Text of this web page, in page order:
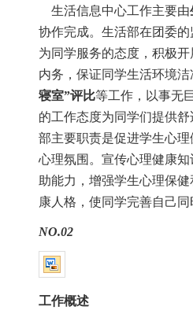
生活信息中心工作主要由
协作完成。生活部在团委
为同学服务的态度，积极
内务，保证同学生活环境
寝室”评比等工作，以事无
的工作态度为同学们提供
部主要职责是促进学生心
心理氛围。宣传心理健康
助能力，增强学生心理保
康人格，使同学完善自己同
NO.02
工作概述